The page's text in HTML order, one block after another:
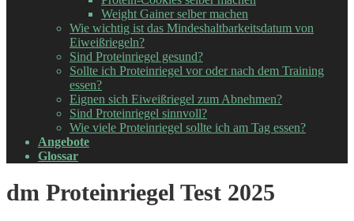
Weight Gainer selber machen
Wie wichtig ist das Mindeshaltbarkeitsdatum von
Eiweißriegeln?
Sind Proteinriegel gesund?
Sollte ich Proteinriegel vor oder nach dem Training
essen?
Eignen sich Eiweißriegel zum Abnehmen?
Sind Proteinriegel sinnvoll?
Wie viele Proteinriegel sollte ich am Tag essen?
Angebote
Glossar
dm Proteinriegel Test 2025